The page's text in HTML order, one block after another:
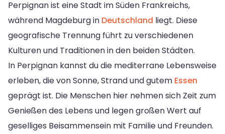
Perpignan ist eine Stadt im Süden Frankreichs,
während Magdeburg in Deutschland liegt. Diese
geografische Trennung führt zu verschiedenen
Kulturen und Traditionen in den beiden Städten.
In Perpignan kannst du die mediterrane Lebensweise
erleben, die von Sonne, Strand und gutem Essen
geprägt ist. Die Menschen hier nehmen sich Zeit zum
Genießen des Lebens und legen großen Wert auf
geselliges Beisammensein mit Familie und Freunden.